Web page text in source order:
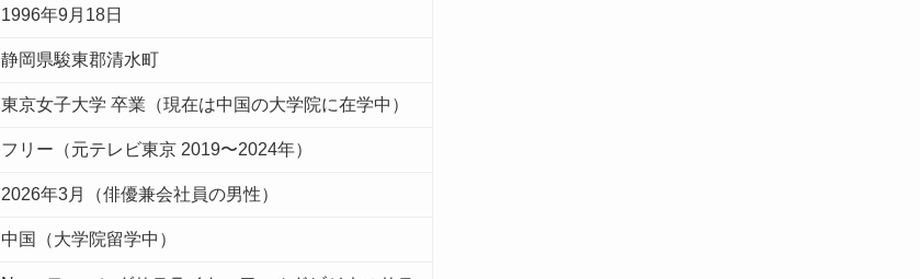
1996年9月18日
静岡県駿東郡清水町
東京女子大学 卒業（現在は中国の大学院に在学中）
フリー（元テレビ東京 2019〜2024年）
2026年3月（俳優兼会社員の男性）
中国（大学院留学中）